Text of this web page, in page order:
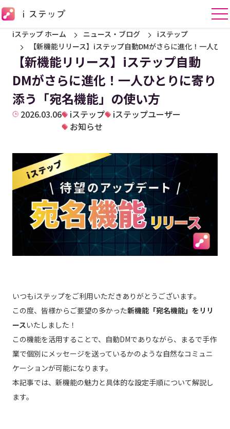
iステップ ホーム ニュース・ブログ
iステップ
【新機能リリース】iステップ自動DMがさらに進化！一人ひ
【新機能リリース】iステップ自動
DMがさらに進化！一人ひとりに寄り
添う「宛名機能」の使い方
2026.03.06 iステップ
iステップユーザー
お知らせ
いつもiステップをご利用いただきありがとうございます。
この度、皆様からご要望の多かった新機能「宛名機能」をリリ
ースいたしました！
この機能を活用することで、自動DMでありながら、まるで手作
業で個別にメッセージを送っているかのような自然なコミュニ
ケーションが可能になります。
本記事では、新機能の魅力と具体的な設定手順について解説し
ます。